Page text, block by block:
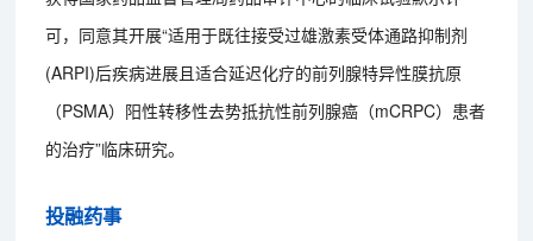
可，同意其开展“适用于既往接受过雄激素受体通路抑制剂
(ARPI)后疾病进展且适合延迟化疗的前列腺特异性膜抗原
（PSMA）阳性转移性去势抵抗性前列腺癌（mCRPC）患者
的治疗”临床研究。
投融药事